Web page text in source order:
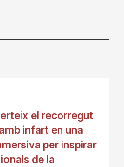
el recorregut
infart en una
per inspirar
de la